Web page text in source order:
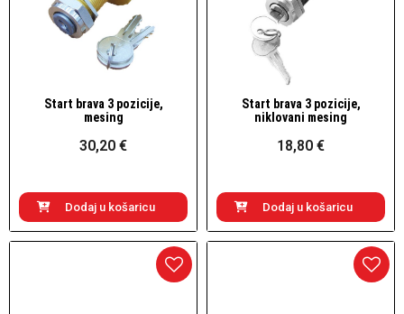
Brzi pogled
Start brava 3 pozicije,
mesing
30,20 €
Dodaj u košaricu
Brzi pogled
Start brava 3 pozicije,
niklovani mesing
18,80 €
Dodaj u košaricu